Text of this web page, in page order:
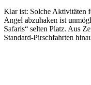
Klar ist: Solche Aktivitäten
Angel abzuhaken ist
Safaris“ selten Platz. Aus
Standard-Pirschfahrten